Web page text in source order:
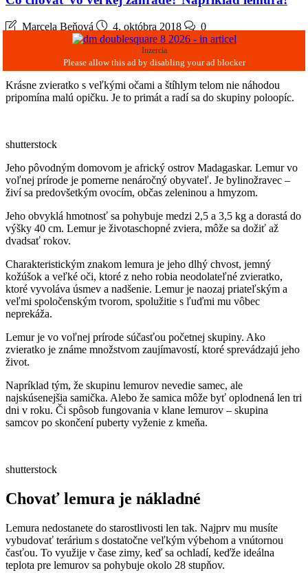
Marcela Beňová 4. októbra 2018 0
Inzercia
Krásne zvieratko s veľkými očami a štíhlym telom nie náhodou
pripomína malú opičku. Je to primát a radí sa do skupiny poloopíc.
shutterstock
Jeho pôvodným domovom je africký ostrov Madagaskar. Lemur vo
voľnej prírode je pomerne nenáročný obyvateľ. Je bylinožravec –
živí sa predovšetkým ovocím, občas zeleninou a hmyzom.
Jeho obvyklá hmotnosť sa pohybuje medzi 2,5 a 3,5 kg a dorastá do
výšky 40 cm. Lemur je životaschopné zviera, môže sa dožiť až
dvadsať rokov.
Charakteristickým znakom lemura je jeho dlhý chvost, jemný
kožúšok a veľké oči, ktoré z neho robia neodolateľné zvieratko,
ktoré vyvoláva úsmev a nadšenie. Lemur je naozaj priateľským a
veľmi spoločenským tvorom, spolužitie s ľuďmi mu vôbec
neprekáža.
Lemur je vo voľnej prírode súčasťou početnej skupiny. Ako
zvieratko je známe množstvom zaujímavostí, ktoré sprevádzajú jeho
život.
Napríklad tým, že skupinu lemurov nevedie samec, ale
najskúsenejšia samička. Alebo že samica môže byť oplodnená len tri
dni v roku. Či spôsob fungovania v klane lemurov – skupina
samcov po skončení puberty vyženie z kmeňa.
shutterstock
Chovať lemura je nákladné
Lemura nedostanete do starostlivosti len tak. Najprv mu musíte
vybudovať terárium s dostatočne veľkým výbehom a vnútornou
časťou. To využije v čase zimy, keď sa ochladí, keďže ideálna
teplota pre lemurov sa pohybuje okolo 28 stupňov.